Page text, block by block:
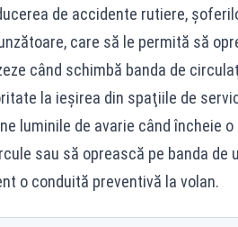
de accidente rutiere,
care să le permită să
când schimbă banda de
la ieşirea din spaţiile de
luminile de avarie când încheie
sau să oprească pe banda de
o conduită preventivă la volan.